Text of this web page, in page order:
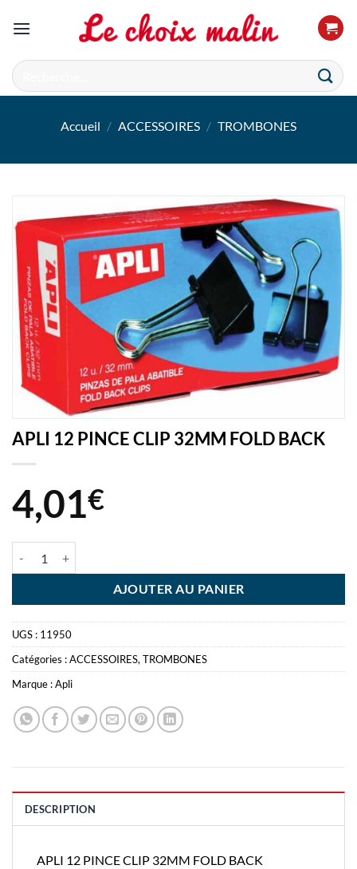
Recherche
pour :
Accueil / ACCESSOIRES / TROMBONES
APLI 12 PINCE CLIP 32MM FOLD BACK
4,01€
AJOUTER AU PANIER
UGS : 11950
Catégories :ACCESSOIRES, TROMBONES
Marque :Apli
DESCRIPTION
APLI 12 PINCE CLIP 32MM FOLD BACK